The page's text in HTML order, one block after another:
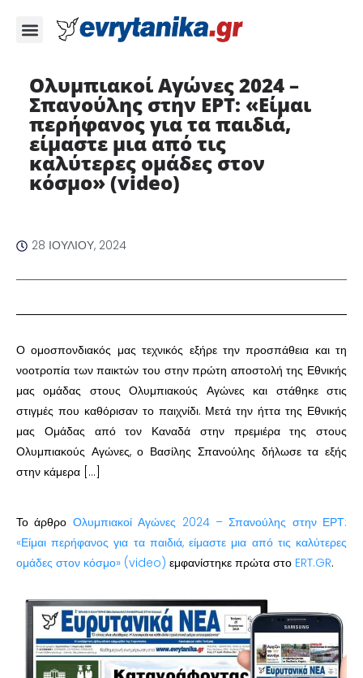
Ολυμπιακοί Αγώνες 2024 –
Σπανούλης στην ΕΡΤ: «Είμαι
περήφανος για τα παιδιά,
είμαστε μια από τις
καλύτερες ομάδες στον
κόσμο» (video)
28 ΙΟΥΛΊΟΥ, 2024
Ο ομοσπονδιακός μας τεχνικός εξήρε την προσπάθεια και τη
νοοτροπία των παικτών του στην πρώτη αποστολή της Εθνικής
μας ομάδας στους Ολυμπιακούς Αγώνες και στάθηκε στις
στιγμές που καθόρισαν το παιχνίδι. Μετά την ήττα της Εθνικής
μας Ομάδας από τον Καναδά στην πρεμιέρα της στους
Ολυμπιακούς Αγώνες, ο Βασίλης Σπανούλης δήλωσε τα εξής
στην κάμερα […]
Το άρθρο Ολυμπιακοί Αγώνες 2024 – Σπανούλης στην ΕΡΤ:
«Είμαι περήφανος για τα παιδιά, είμαστε μια από τις καλύτερες
ομάδες στον κόσμο» (video) εμφανίστηκε πρώτα στο ERT.GR.